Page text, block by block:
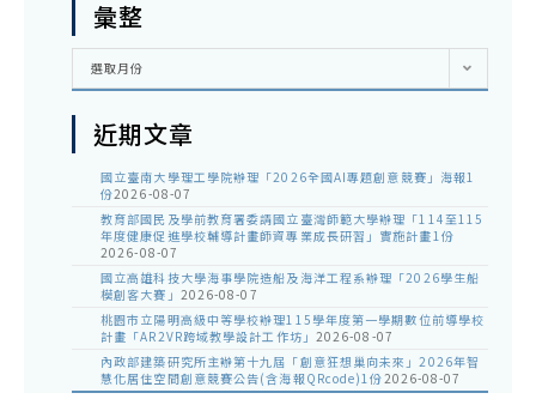
彙整
彙
選取月份
近期文章
國立臺南大學理工學院辦理「2026全國AI專題創意競賽」海報1
份2026-08-07
教育部國民及學前教育署委請國立臺灣師範大學辦理「114至115
年度健康促進學校輔導計畫師資專業成長研習」實施計畫1份
2026-08-07
國立高雄科技大學海事學院造船及海洋工程系辦理「2026學生船
模創客大賽」 2026-08-07
桃園市立陽明高級中等學校辦理115學年度第一學期數位前導學校
計畫「AR2VR跨域教學設計工作坊」 2026-08-07
內政部建築研究所主辦第十九屆「創意狂想巢向未來」2026年智
慧化居住空間創意競賽公告(含海報QRcode)1份2026-08-07